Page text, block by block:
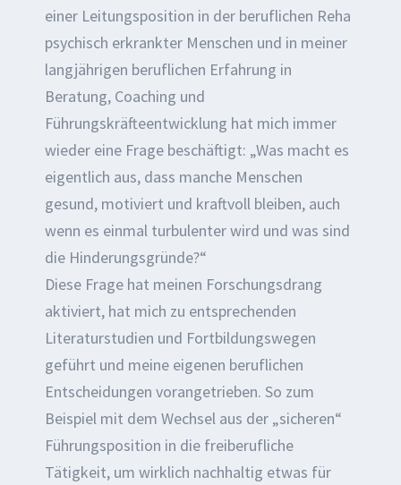
einer Leitungsposition in der beruflichen Reha
psychisch erkrankter Menschen und in meiner
langjährigen beruflichen Erfahrung in
Beratung, Coaching und
Führungskräfteentwicklung hat mich immer
wieder eine Frage beschäftigt: „Was macht es
eigentlich aus, dass manche Menschen
gesund, motiviert und kraftvoll bleiben, auch
wenn es einmal turbulenter wird und was sind
die Hinderungsgründe?“
Diese Frage hat meinen Forschungsdrang
aktiviert, hat mich zu entsprechenden
Literaturstudien und Fortbildungswegen
geführt und meine eigenen beruflichen
Entscheidungen vorangetrieben. So zum
Beispiel mit dem Wechsel aus der „sicheren“
Führungsposition in die freiberufliche
Tätigkeit, um wirklich nachhaltig etwas für